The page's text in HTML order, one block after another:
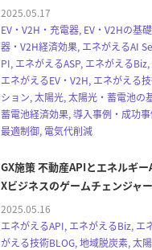
2025.05.17
EV・V2H・充電器, EV・V2Hの基
器・V2H経済効果, エネがえるAI
PI, エネがえるASP, エネがえる
エネがえるEV・V2H, エネがえる
ション, 太陽光, 太陽光・蓄電池の
蓄電池経済効果, 導入事例・成功
最適制御, 電気代削減
GX施策 不動産APIとエネルギ
Xビジネスのゲームチェンジャ
2025.05.16
エネがえるAPI, エネがえるBiz, エ
がえる技術BLOG, 地域脱炭素, 太